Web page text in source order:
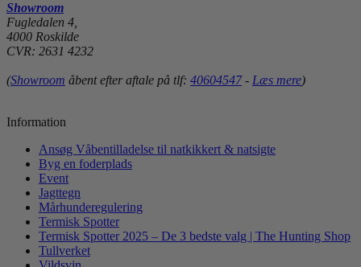
Showroom
Fugledalen 4,
4000 Roskilde
CVR: 2631 4232
(Showroom åbent efter aftale på tlf: 40604547- Læs mere)
Information
Ansøg Våbentilladelse til natkikkert & natsigte
Byg en foderplads
Event
Jagttegn
Mårhunderegulering
Termisk Spotter
Termisk Spotter 2025 – De 3 bedste valg | The Hunting Shop
Tullverket